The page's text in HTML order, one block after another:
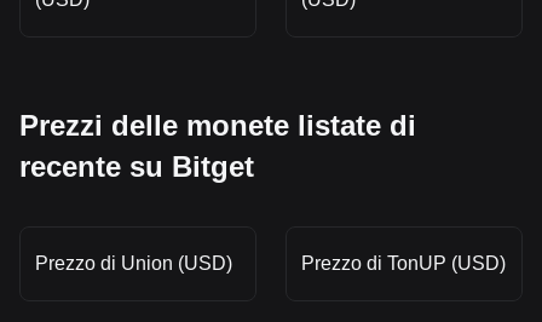
Prezzi delle monete listate di
recente su Bitget
Prezzo di Union (USD) Prezzo di TonUP (USD)